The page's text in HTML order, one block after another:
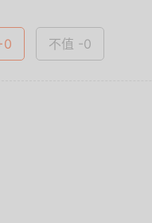
不值 -0